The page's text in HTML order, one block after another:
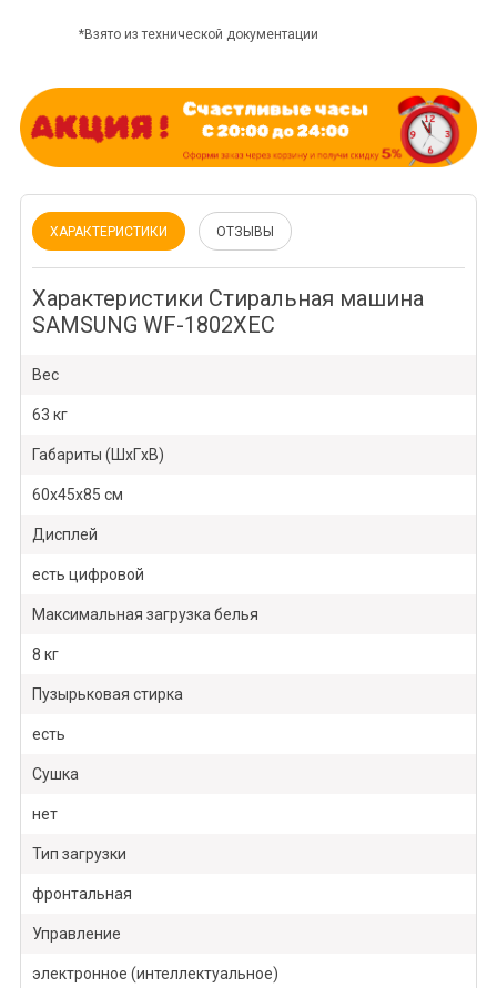
*Взято из технической документации
ХАРАКТЕРИСТИКИ ОТЗЫВЫ
Характеристики Стиральная машина
SAMSUNG WF-1802XEC
Вес
63 кг
Габариты (ШxГxВ)
60x45x85 см
Дисплей
есть цифровой
Максимальная загрузка белья
8 кг
Пузырьковая стирка
есть
Сушка
нет
Тип загрузки
фронтальная
Управление
электронное (интеллектуальное)